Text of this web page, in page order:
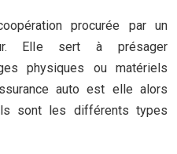
procurée par un
Elle sert à présager
physiques ou matériels
auto est elle alors
sont les différents types